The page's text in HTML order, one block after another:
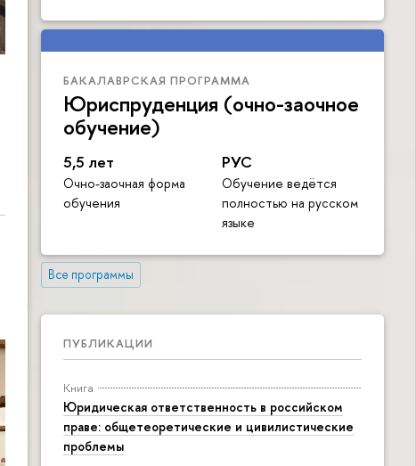
БАКАЛАВРСКАЯ ПРОГРАММА
Юриспруденция (очно-заочное
обучение)
5,5 лет
Очно-заочная форма
обучения
РУС
Обучение ведётся
полностью на русском
языке
Все программы
ПУБЛИКАЦИИ
Книга
Юридическая ответственность в российском
праве: общетеоретические и цивилистические
проблемы